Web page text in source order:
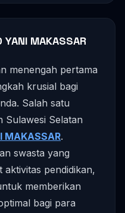
MAKASSAR
menengah pertama
krusial bagi
Salah satu
Sulawesi Selatan
MAKASSAR.
swasta yang
aktivitas pendidikan,
memberikan
bagi para